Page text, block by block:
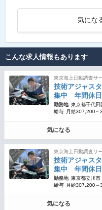
気にな
こんな求人情報もあります
東京海上日動調査サ
技術アジャス
集中 年間休日
勤務地 東京都千代田
給与
月給307,200～
気になる
東京海上日動調査サ
技術アジャス
集中 年間休日
勤務地 東京都立川市
給与
月給307,200～
気になる